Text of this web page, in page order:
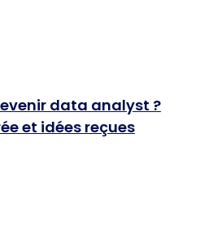
data analyst ?
et idées reçues